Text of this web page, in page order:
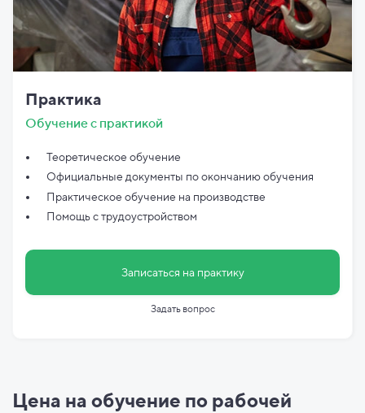
Практика
Обучение с практикой
Теоретическое обучение
Официальные документы поокончанию обучения
Практическое обучение на производстве
Помощь с трудоустройством
Записаться на практику
Задать вопрос
Цена на обучение по рабочей